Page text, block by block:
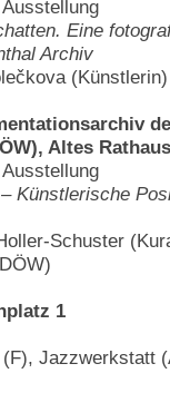
Eine
Archiv
(Künstlerin)
Altes Rathaus
Künstlerische
Schuster
1
(F), Jazzwerkstatt